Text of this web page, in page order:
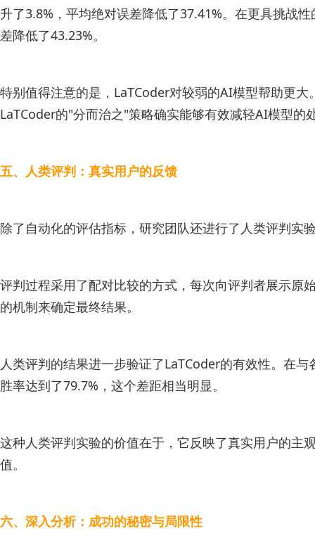
升了3.8%，平均绝对误差降低了37.41%。在更具挑战
差降低了43.23%。
特别值得注意的是，LaTCoder对较弱的AI模型帮助更
LaTCoder的"分而治之"策略确实能够有效减轻AI模型
五、人类评判：真实用户的反馈
除了自动化的评估指标，研究团队还进行了人类评判实
评判过程采用了配对比较的方式，每次向评判者展示原
的机制来确定最终结果。
人类评判的结果进一步验证了LaTCoder的有效性。在
胜率达到了79.7%，这个差距相当明显。
这种人类评判实验的价值在于，它反映了真实用户的主
值。
六、深入分析：成功的秘密与局限性